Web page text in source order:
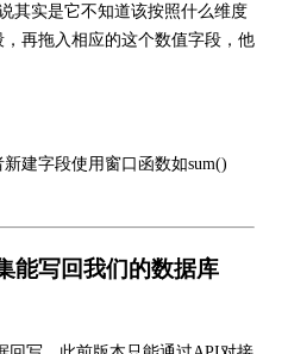
其实是它不知道该按照什么维度
再拖入相应的这个数值字段，他
建字段使用窗口函数如sum()
能写回我们的数据库